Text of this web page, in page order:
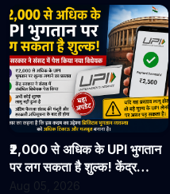
₹2,000 से अधिक के UPI भुगतान
पर लग सकता है शुल्क! केंद्र
सरकार ने संसद में पेश किया नया
Aug 05, 2026